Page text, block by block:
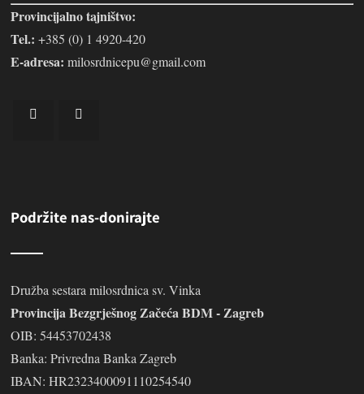
Provincijalno tajništvo:
Tel.:+385 (0) 1 4920-420
E-adresa:milosrdnicepu@gmail.com
Podržite nas-donirajte
Družba sestara milosrdnica sv. Vinka
Provincija Bezgrješnog Začeća BDM - Zagreb
OIB: 54453702438
Banka: Privredna Banka Zagreb
IBAN: HR2323400091110254540